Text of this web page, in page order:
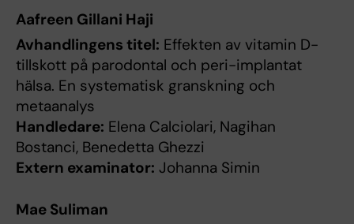
Aafreen Gillani Haji
Avhandlingens titel: Effekten av vitamin D-
tillskott på parodontal och peri-implantat
hälsa. En systematisk granskning och
metaanalys
Handledare: Elena Calciolari, Nagihan
Bostanci, Benedetta Ghezzi
Extern examinator: Johanna Simin
Mae Suliman